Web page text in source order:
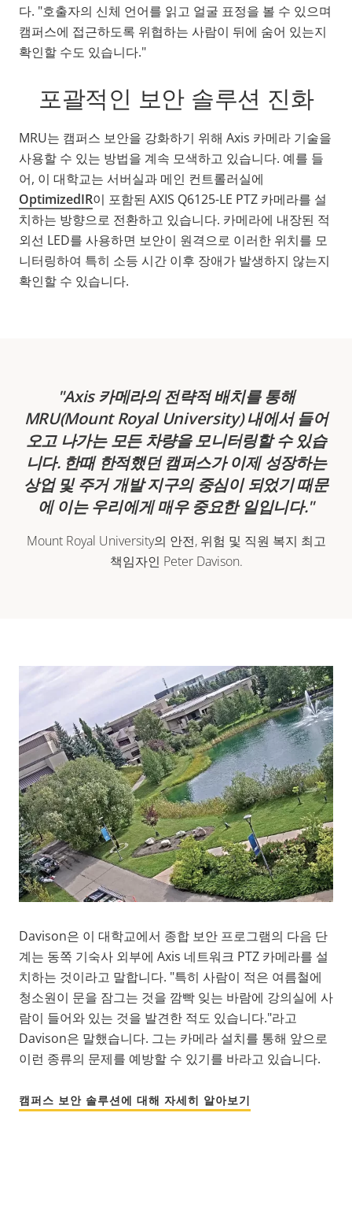
다. "호출자의 신체 언어를 읽고 얼굴 표정을 볼 수 있으며
캠퍼스에 접근하도록 위협하는 사람이 뒤에 숨어 있는지
확인할 수도 있습니다."
포괄적인 보안 솔루션 진화
MRU는 캠퍼스 보안을 강화하기 위해 Axis 카메라 기술을
사용할 수 있는 방법을 계속 모색하고 있습니다. 예를 들
어, 이 대학교는 서버실과 메인 컨트롤러실에
OptimizedIR이 포함된 AXIS Q6125-LE PTZ 카메라를 설
치하는 방향으로 전환하고 있습니다. 카메라에 내장된 적
외선 LED를 사용하면 보안이 원격으로 이러한 위치를 모
니터링하여 특히 소등 시간 이후 장애가 발생하지 않는지
확인할 수 있습니다.
Axis 카메라의 전략적 배치를 통해
MRU(Mount Royal University) 내에서 들어
오고 나가는 모든 차량을 모니터링할 수 있습
니다. 한때 한적했던 캠퍼스가 이제 성장하는
상업 및 주거 개발 지구의 중심이 되었기 때문
에 이는 우리에게 매우 중요한 일입니다.
Mount Royal University의 안전, 위험 및 직원 복지 최고
책임자인 Peter Davison.
Davison은 이 대학교에서 종합 보안 프로그램의 다음 단
계는 동쪽 기숙사 외부에 Axis 네트워크 PTZ 카메라를 설
치하는 것이라고 말합니다. "특히 사람이 적은 여름철에
청소원이 문을 잠그는 것을 깜빡 잊는 바람에 강의실에 사
람이 들어와 있는 것을 발견한 적도 있습니다."라고
Davison은 말했습니다. 그는 카메라 설치를 통해 앞으로
이런 종류의 문제를 예방할 수 있기를 바라고 있습니다.
캠퍼스 보안 솔루션에 대해 자세히 알아보기